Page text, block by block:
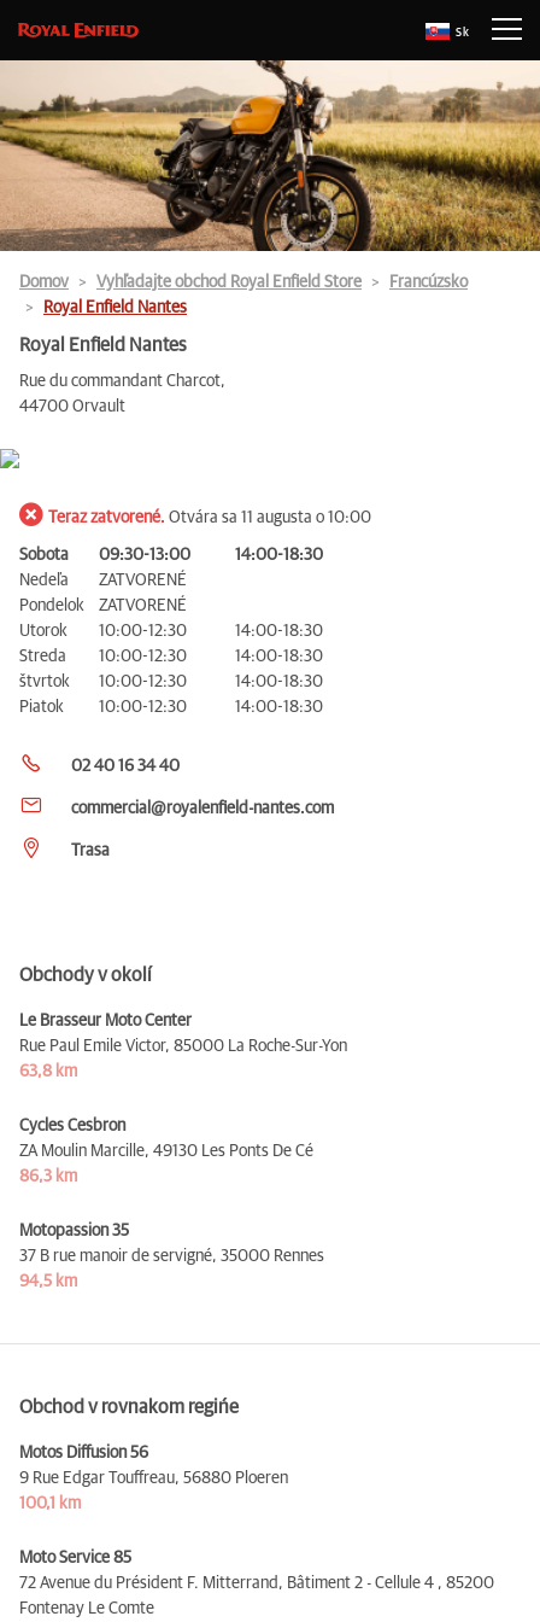
Sk
Domov Vyhľadajte obchod Royal Enfield Store
Francúzsko
Royal Enfield Nantes
Royal Enfield Nantes
Rue du commandant Charcot,
44700 Orvault
Teraz zatvorené. Otvára sa 11 augusta o 10:00
Sobota 09:30-13:00
14:00-18:30
Nedeľa
ZATVORENÉ
Pondelok
ZATVORENÉ
Utorok
10:00-12:30
14:00-18:30
Streda
10:00-12:30
14:00-18:30
štvrtok
10:00-12:30
14:00-18:30
Piatok
10:00-12:30 14:00-18:30
02 40 16 34 40
commercial@royalenfield-nantes.com
Trasa
Obchody v okolí
Le Brasseur Moto Center
Rue Paul Emile Victor, 85000 La Roche-Sur-Yon
63,8 km
Cycles Cesbron
ZA Moulin Marcille, 49130 Les Ponts De Cé
86,3 km
Motopassion 35
37 B rue manoir de servigné, 35000 Rennes
94,5 km
Obchod v rovnakom regińe
Motos Diffusion 56
9 Rue Edgar Touffreau, 56880 Ploeren
100,1 km
Moto Service 85
72 Avenue du Président F. Mitterrand, Bâtiment 2 - Cellule 4 , 85200
Fontenay Le Comte